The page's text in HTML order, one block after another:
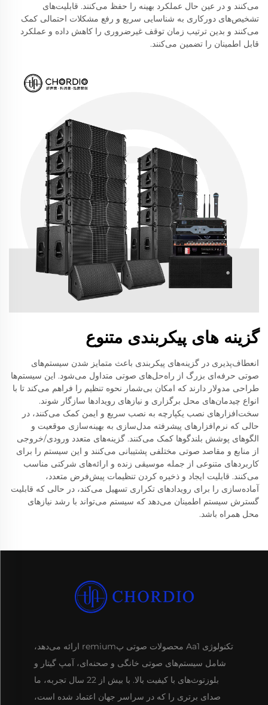
می‌کنند و در عین حال عملکرد بهینه را حفظ می‌کنند. قابلیت‌های
تشخیص‌های دورکاری به شناسایی سریع و رفع مشکلات احتمالی کمک
می‌کنند و بدین ترتیب زمان توقف غیرضروری را کاهش داده و عملکرد
قابل اطمینان را تضمین می‌کنند.
گزینه های پیکربندی متنوع
انعطاف‌پذیری در گزینه‌های پیکربندی باعث متمایز شدن سیستم‌های
صوتی حرفه‌ای بزرگ از راه‌حل‌های صوتی متداول می‌شود. این سیستم‌ها
طراحی مدولار دارند که امکان بی‌شمار نحوه تنظیم را فراهم می‌کند تا با
انواع چیدمان‌های محل برگزاری و نیازهای رویدادها سازگار شوند.
سخت‌افزارهای نصب یکپارچه به نصب سریع و ایمن کمک می‌کنند، در
حالی که نرم‌افزارهای پیشرفته مدل‌سازی به بهینه‌سازی موقعیت و
الگوهای پوشش بلندگوها کمک می‌کنند. گزینه‌های متعدد ورودی/خروجی
از منابع و مقاصد صوتی مختلفی پشتیبانی می‌کنند و این سیستم را برای
کاربردهای متنوعی از جمله موسیقی زنده و ارائه‌های شرکتی مناسب
می‌کنند. قابلیت ایجاد و ذخیره کردن تنظیمات پیش‌فرض متعدد،
آماده‌سازی را برای رویدادهای تکراری تسهیل می‌کند، در حالی که قابلیت
گسترش سیستم اطمینان می‌دهد که سیستم می‌تواند با رشد نیازهای
محل همراه باشد.
تکنولوژی Aa1 محصولات صوتی پremium ارائه می‌دهد،
شامل سیستم‌های صوتی خانگی و صحنه‌ای، آمپ گیتار و
بلوزتوث‌های با کیفیت بالا. با بیش از 22 سال تجربه، ما
صدای برتری را که در سراسر جهان اعتماد شده است،